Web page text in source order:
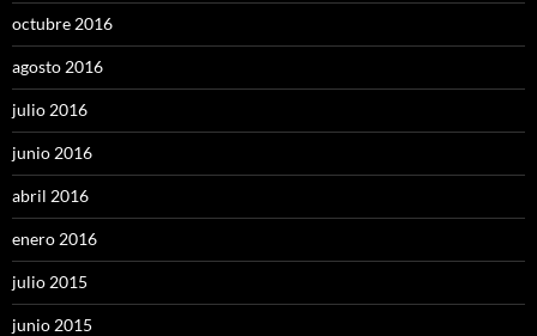
octubre 2016
agosto 2016
julio 2016
junio 2016
abril 2016
enero 2016
julio 2015
junio 2015